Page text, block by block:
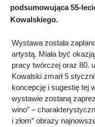
podsumowująca 55-
Kowalskiego.
Wystawa została
artystą. Miała być
pracy twórczej oraz 80.
Kowalski zmarł 5
koncepcję i sugestię tej
wystawie zostaną
wino” –
i złom” obrazy